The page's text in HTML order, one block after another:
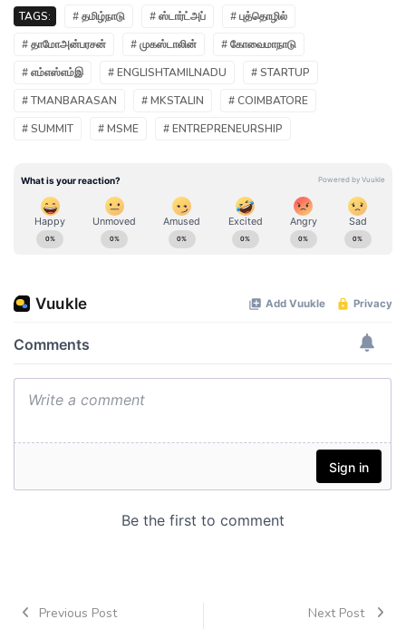
TAGS: # தமிழ்நாடு # ஸ்டார்ட்அப்
# புத்தொழில்
# தாமோஅன்பரசன்
# முகஸ்டாலின்
# கோவைமாநாடு
# எம்எஸ்எம்இ
# ENGLISHTAMILNADU
# STARTUP
# TMANBARASAN
# MKSTALIN
# COIMBATORE
# SUMMIT
# MSME # ENTREPRENEURSHIP
Previous Post Next Post